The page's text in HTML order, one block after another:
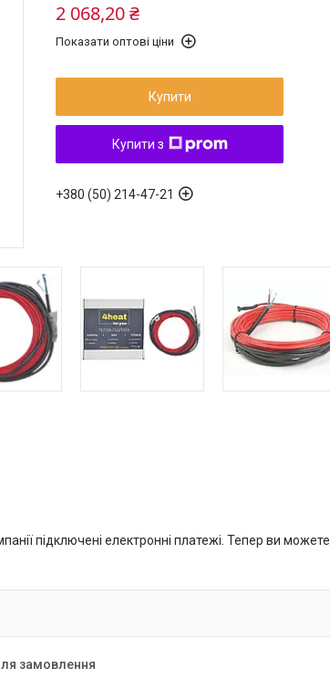
2 068,20 ₴
Показати оптові ціни
Купити
Купити з
+380 (50) 214-47-21
підключені електронні платежі. Тепер ви
замовлення